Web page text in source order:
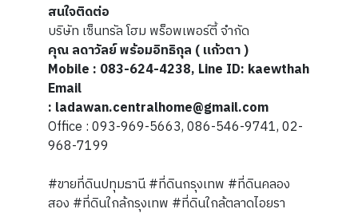
สนใจติดต่อ
บริษัท เซ็นทรัล โฮม พร็อพเพอร์ตี้ จำกัด
คุณ ลดาวัลย์ พร้อมอิทธิกุล ( แก้วตา )
Mobile : 083-624-4238, Line ID: kaewthah
Email
: ladawan.centralhome@gmail.com
Office : 093-969-5663, 086-546-9741, 02-
968-7199
#ขายที่ดินปทุมธานี #ที่ดินกรุงเทพ #ที่ดินคลอง
สอง #ที่ดินใกล้กรุงเทพ #ที่ดินใกล้ตลาดไอยรา